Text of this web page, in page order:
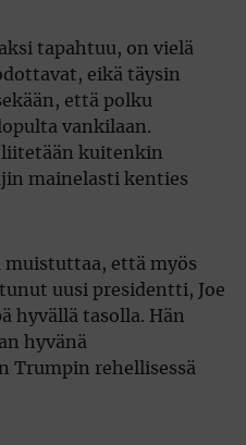
tapahtuu, on vielä
eikä täysin
että polku
vankilaan.
liitetään kuitenkin
mainelasti kenties
muistuttaa, että myös
uusi presidentti, Joe
hyvällä tasolla. Hän
hyvänä
Trumpin rehellisessä